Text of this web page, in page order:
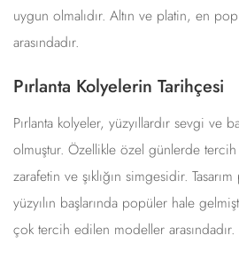
uygun olmalıdır. Altın ve platin, en
arasındadır.
Pırlanta Kolyelerin Tarihçesi
Pırlanta kolyeler, yüzyıllardır sevgi ve
olmuştur. Özellikle özel günlerde tercih
zarafetin ve şıklığın simgesidir.
yüzyılın başlarında popüler hale
çok tercih edilen modeller arasındadır.